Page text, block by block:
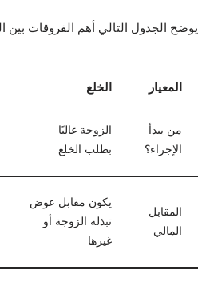
يوضح الجدول التالي أهم الفروقات بين
المعيار الخلع
من يبدأ
الإجراء؟
الزوجة غالبًا
بطلب الخلع
المقابل
المالي
يكون مقابل عوض
تبذله الزوجة أو
غيرها